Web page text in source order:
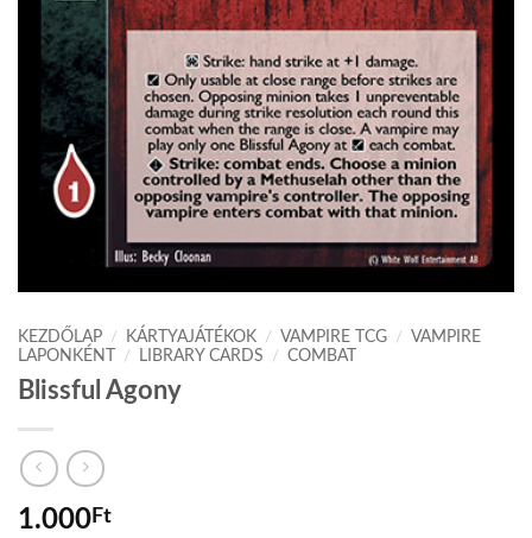
KEZDŐLAP / KÁRTYAJÁTÉKOK / VAMPIRE TCG /
VAMPIRE
LAPONKÉNT
/ LIBRARY CARDS / COMBAT
Blissful Agony
1.000Ft